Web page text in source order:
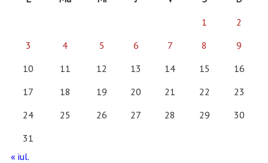
1
2
3
4 5 6 7 8
9
10
11 12 13 14 15
16
17
18 19 20 21 22
23
24
25 26 27 28 29
30
31
« iul.